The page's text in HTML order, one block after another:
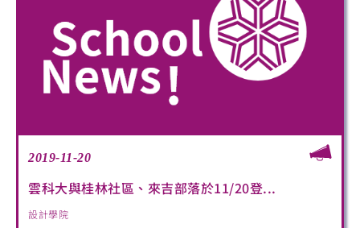
2019-11-20
雲科大與桂林社區、來吉部落於11/20登...
設計學院